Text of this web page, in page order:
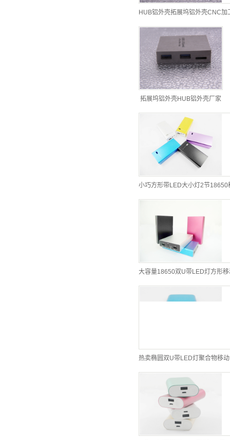
HUB铝外壳拓展坞铝外壳CNC加
拓展坞铝外壳HUB铝外壳厂家